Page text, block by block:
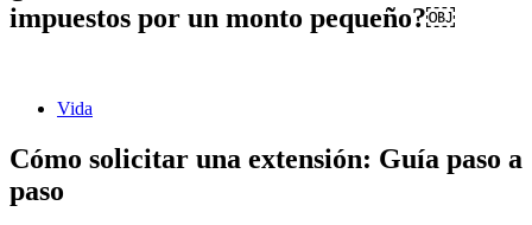
impuestos por un monto pequeño?￼
Vida
Cómo solicitar una extensión: Guía paso a
paso